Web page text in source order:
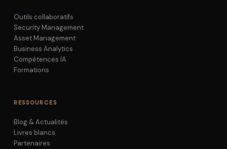
Outils collaboratifs
Security Management
Asset Management
Business Analytics
Compétences IA
Formations
RESSOURCES
Blog & Actualités
Livres blancs
Partenaires